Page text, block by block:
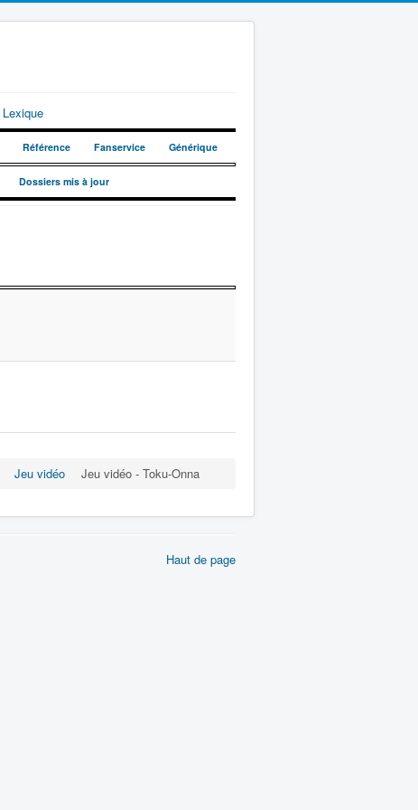
Lexique
Référence Fanservice Générique
Dossiers mis à jour
Jeu vidéo Jeu vidéo - Toku-Onna
Haut de page